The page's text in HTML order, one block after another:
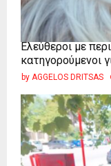
Ελεύθεροι με
κατηγορούμενοι
by AGGELOS DRITSAS